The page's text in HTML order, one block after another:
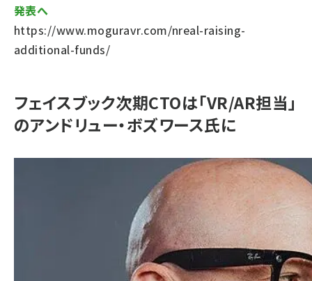
発表へ
https://www.moguravr.com/nreal-raising-
additional-funds/
フェイスブック次期CTOは「VR/AR担当」
のアンドリュー・ボズワース氏に